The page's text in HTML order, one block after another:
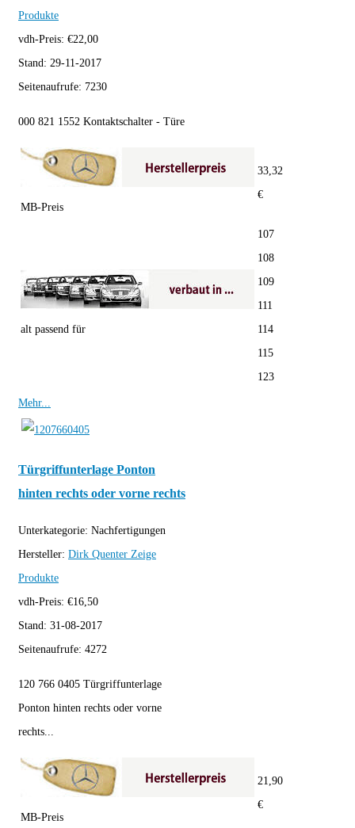
Produkte
vdh-Preis: €22,00
Stand: 29-11-2017
Seitenaufrufe: 7230
000 821 1552 Kontaktschalter - Türe
MB-Preis
33,32
€
alt passend für
107
108
109
111
114
115
123
Mehr...
Türgriffunterlage Ponton
hinten rechts oder vorne rechts
Unterkategorie: Nachfertigungen
Hersteller: Dirk Quenter Zeige
Produkte
vdh-Preis: €16,50
Stand: 31-08-2017
Seitenaufrufe: 4272
120 766 0405 Türgriffunterlage
Ponton hinten rechts oder vorne
rechts...
MB-Preis
21,90
€